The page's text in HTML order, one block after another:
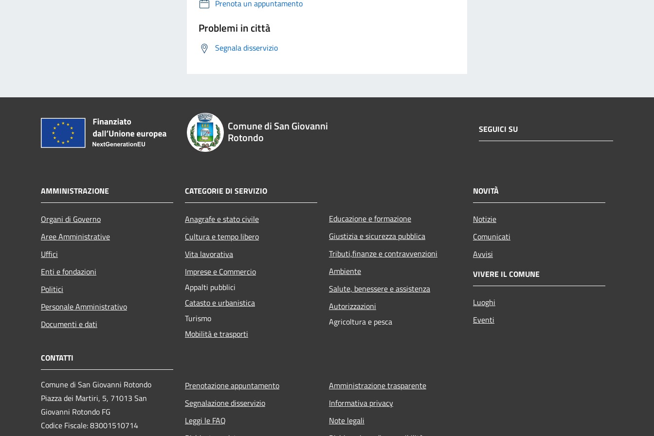
Prenota un appuntamento
Problemi in città
Segnala disservizio
Comune di San Giovanni
Rotondo
SEGUICI SU
AMMINISTRAZIONE
Organi di Governo
Aree Amministrative
Uffici
Enti e fondazioni
Politici
Personale Amministrativo
Documenti e dati
CATEGORIE DI SERVIZIO
Anagrafe e stato civile
Cultura e tempo libero
Vita lavorativa
Imprese e Commercio
Appalti pubblici
Catasto e urbanistica
Turismo
Mobilità e trasporti
Educazione e formazione
Giustizia e sicurezza pubblica
Tributi,finanze e contravvenzioni
Ambiente
Salute, benessere e assistenza
Autorizzazioni
Agricoltura e pesca
NOVITÀ
Notizie
Comunicati
Avvisi
VIVERE IL COMUNE
Luoghi
Eventi
CONTATTI
Comune di San Giovanni Rotondo
Piazza dei Martiri, 5, 71013 San
Giovanni Rotondo FG
Codice Fiscale: 83001510714
Prenotazione appuntamento
Segnalazione disservizio
Leggi le FAQ
Amministrazione trasparente
Informativa privacy
Note legali